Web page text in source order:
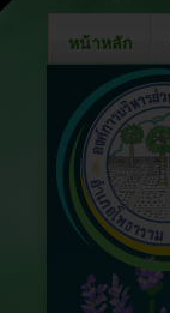
หน้าหลัก